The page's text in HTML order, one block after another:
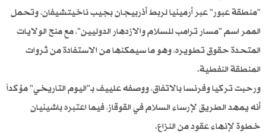
"منطقة عبور" عبر أرمينيا لربط أذربيجان بجيب ناخيتشيفان، وتحمل
الممر اسم "مسار ترامب للسلام والازدهار الدوليين"، مع منح الولايات
المتحدة حقوق تطويره، وهو ما سيمكنها من الاستفادة من ثروات
المنطقة النفطية.
ورحبت تركيا وفرنسا بالاتفاق، ووصفه علييف بـ"اليوم التاريخي" مؤكداً
أنه يمهد الطريق لإرساء السلام في القوقاز، فيما اعتبره باشينيان
خطوة لإنهاء عقود من النزاع.